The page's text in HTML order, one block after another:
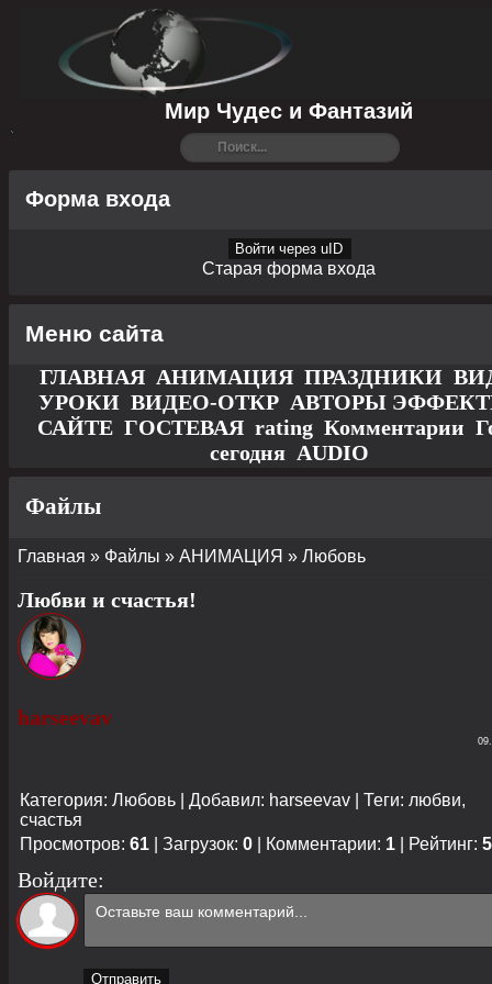
Мир Чудес и Фантазий
Форма входа
Войти через uID
Старая форма входа
Меню сайта
ГЛАВНАЯ АНИМАЦИЯ ПРАЗДНИКИ
УРОКИ ВИДЕО-ОТКР АВТОРЫ
САЙТЕ ГОСТЕВАЯ rating Комментарии
сегодня AUDIO
Файлы
Главная » Файлы » АНИМАЦИЯ » Любовь
Любви и счастья!
harseevav
Категория: Любовь Добавил: harseevav Теги: любви,
счастья
Просмотров: 61 Загрузок: 0 Комментарии: 1 Рейтинг:
Войдите:
Отправить